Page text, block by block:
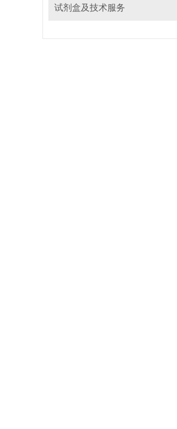
试剂盒及技术服务